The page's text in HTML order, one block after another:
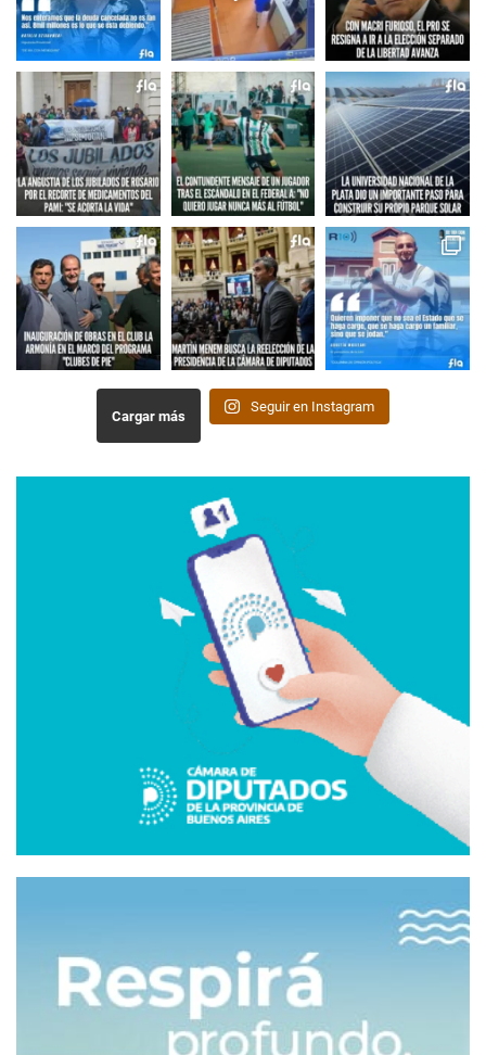
Cargar más
Seguir en Instagram